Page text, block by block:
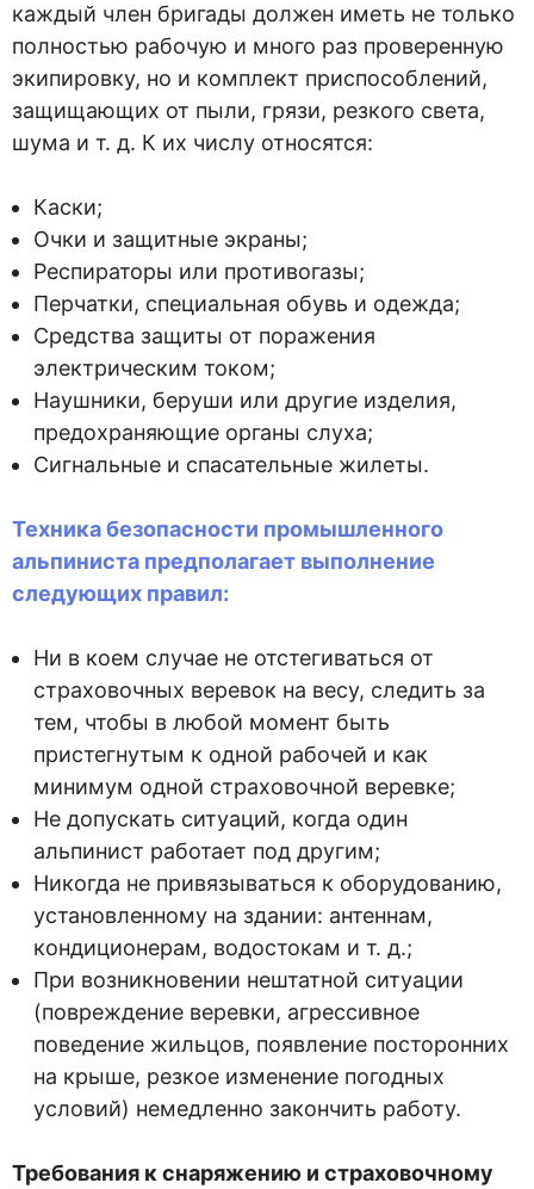
каждый член бригады должен иметь не только
полностью рабочую и много раз проверенную
экипировку, но и комплект приспособлений,
защищающих от пыли, грязи, резкого света,
шума и т. д. К их числу относятся:
Каски;
Очки и защитные экраны;
Респираторы или противогазы;
Перчатки, специальная обувь и одежда;
Средства защиты от поражения
электрическим током;
Наушники, беруши или другие изделия,
предохраняющие органы слуха;
Сигнальные и спасательные жилеты.
Техника безопасности промышленного
альпиниста предполагает выполнение
следующих правил:
Ни в коем случае не отстегиваться от
страховочных веревок на весу, следить за
тем, чтобы в любой момент быть
пристегнутым к одной рабочей и как
минимум одной страховочной веревке;
Не допускать ситуаций, когда один
альпинист работает под другим;
Никогда не привязываться к оборудованию,
установленному на здании: антеннам,
кондиционерам, водостокам и т. д.;
При возникновении нештатной ситуации
(повреждение веревки, агрессивное
поведение жильцов, появление посторонних
на крыше, резкое изменение погодных
условий) немедленно закончить работу.
Требования к снаряжению и страховочному